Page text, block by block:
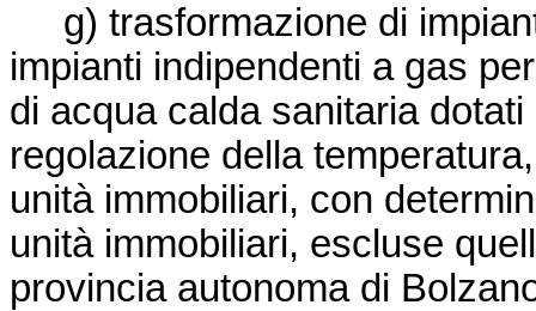
g) trasformazione di
impianti indipendenti a gas
di acqua calda sanitaria
regolazione della
unità immobiliari, con
unità immobiliari, escluse
provincia autonoma di